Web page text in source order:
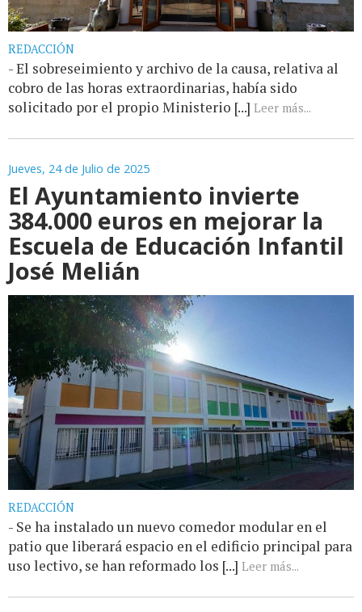
REDACCIÓN
- El sobreseimiento y archivo de la causa, relativa al
cobro de las horas extraordinarias, había sido
solicitado por el propio Ministerio [...] Leer más...
Jueves, 24 de Julio de 2025
El Ayuntamiento invierte
384.000 euros en mejorar la
Escuela de Educación Infantil
José Melián
REDACCIÓN
- Se ha instalado un nuevo comedor modular en el
patio que liberará espacio en el edificio principal para
uso lectivo, se han reformado los [...] Leer más...